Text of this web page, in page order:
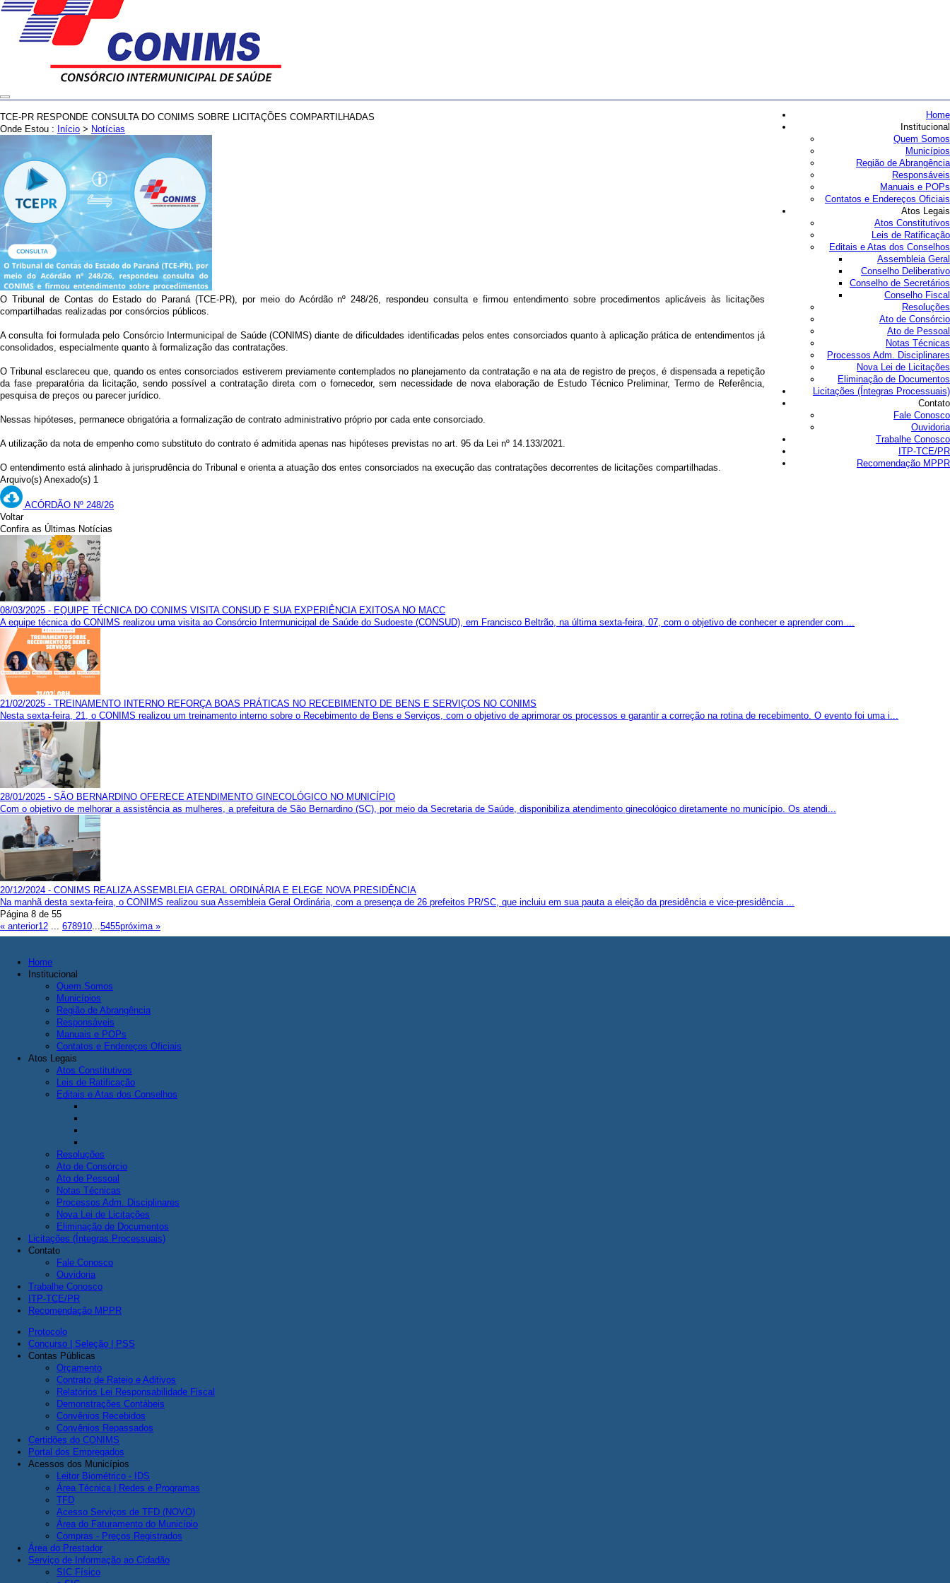
Home
Institucional
Quem Somos
Municípios
Região de Abrangência
Responsáveis
Manuais e POPs
Contatos e Endereços Oficiais
Atos Legais
Atos Constitutivos
Leis de Ratificação
Editais e Atas dos Conselhos
Assembleia Geral
Conselho Deliberativo
Conselho de Secretários
Conselho Fiscal
Resoluções
Ato de Consórcio
Ato de Pessoal
Notas Técnicas
Processos Adm. Disciplinares
Nova Lei de Licitações
Eliminação de Documentos
Licitações (Íntegras Processuais)
Contato
Fale Conosco
Ouvidoria
Trabalhe Conosco
ITP-TCE/PR
Recomendação MPPR
TCE-PR RESPONDE CONSULTA DO CONIMS SOBRE LICITAÇÕES COMPARTILHADAS
Onde Estou : Início > Notícias
O Tribunal de Contas do Estado do Paraná (TCE-PR), por meio do Acórdão nº 248/26, respondeu consulta e firmou entendimento sobre procedimentos aplicáveis às licitações
compartilhadas realizadas por consórcios públicos.
A consulta foi formulada pelo Consórcio Intermunicipal de Saúde (CONIMS) diante de dificuldades identificadas pelos entes consorciados quanto à aplicação prática de entendimentos já
consolidados, especialmente quanto à formalização das contratações.
O Tribunal esclareceu que, quando os entes consorciados estiverem previamente contemplados no planejamento da contratação e na ata de registro de preços, é dispensada a repetição
da fase preparatória da licitação, sendo possível a contratação direta com o fornecedor, sem necessidade de nova elaboração de Estudo Técnico Preliminar, Termo de Referência,
pesquisa de preços ou parecer jurídico.
Nessas hipóteses, permanece obrigatória a formalização de contrato administrativo próprio por cada ente consorciado.
A utilização da nota de empenho como substituto do contrato é admitida apenas nas hipóteses previstas no art. 95 da Lei nº 14.133/2021.
O entendimento está alinhado à jurisprudência do Tribunal e orienta a atuação dos entes consorciados na execução das contratações decorrentes de licitações compartilhadas.
Arquivo(s) Anexado(s) 1
ACÓRDÃO Nº 248/26
Voltar
Confira as Últimas Notícias
08/03/2025 - EQUIPE TÉCNICA DO CONIMS VISITA CONSUD E SUA EXPERIÊNCIA EXITOSA NO MACC
A equipe técnica do CONIMS realizou uma visita ao Consórcio Intermunicipal de Saúde do Sudoeste (CONSUD), em Francisco Beltrão, na última sexta-feira, 07, com o objetivo de conhecer e aprender com ...
21/02/2025 - TREINAMENTO INTERNO REFORÇA BOAS PRÁTICAS NO RECEBIMENTO DE BENS E SERVIÇOS NO CONIMS
Nesta sexta-feira, 21, o CONIMS realizou um treinamento interno sobre o Recebimento de Bens e Serviços, com o objetivo de aprimorar os processos e garantir a correção na rotina de recebimento. O evento foi uma i...
28/01/2025 - SÃO BERNARDINO OFERECE ATENDIMENTO GINECOLÓGICO NO MUNICÍPIO
Com o objetivo de melhorar a assistência as mulheres, a prefeitura de São Bernardino (SC), por meio da Secretaria de Saúde, disponibiliza atendimento ginecológico diretamente no município. Os atendi...
20/12/2024 - CONIMS REALIZA ASSEMBLEIA GERAL ORDINÁRIA E ELEGE NOVA PRESIDÊNCIA
Na manhã desta sexta-feira, o CONIMS realizou sua Assembleia Geral Ordinária, com a presença de 26 prefeitos PR/SC, que incluiu em sua pauta a eleição da presidência e vice-presidência ...
Página 8 de 55
« anterior12 ... 678910...5455próxima »
Home
Institucional
Quem Somos
Municípios
Região de Abrangência
Responsáveis
Manuais e POPs
Contatos e Endereços Oficiais
Atos Legais
Atos Constitutivos
Leis de Ratificação
Editais e Atas dos Conselhos
Resoluções
Ato de Consórcio
Ato de Pessoal
Notas Técnicas
Processos Adm. Disciplinares
Nova Lei de Licitações
Eliminação de Documentos
Licitações (Íntegras Processuais)
Contato
Fale Conosco
Ouvidoria
Trabalhe Conosco
ITP-TCE/PR
Recomendação MPPR
Protocolo
Concurso | Seleção | PSS
Contas Públicas
Orçamento
Contrato de Rateio e Aditivos
Relatórios Lei Responsabilidade Fiscal
Demonstrações Contábeis
Convênios Recebidos
Convênios Repassados
Certidões do CONIMS
Portal dos Empregados
Acessos dos Municípios
Leitor Biométrico - IDS
Área Técnica | Redes e Programas
TFD
Acesso Serviços de TFD (NOVO)
Área do Faturamento do Município
Compras - Preços Registrados
Área do Prestador
Serviço de Informação ao Cidadão
SIC Físico